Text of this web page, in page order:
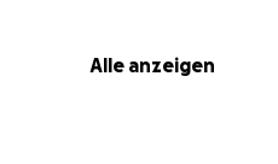
Alle anzeigen